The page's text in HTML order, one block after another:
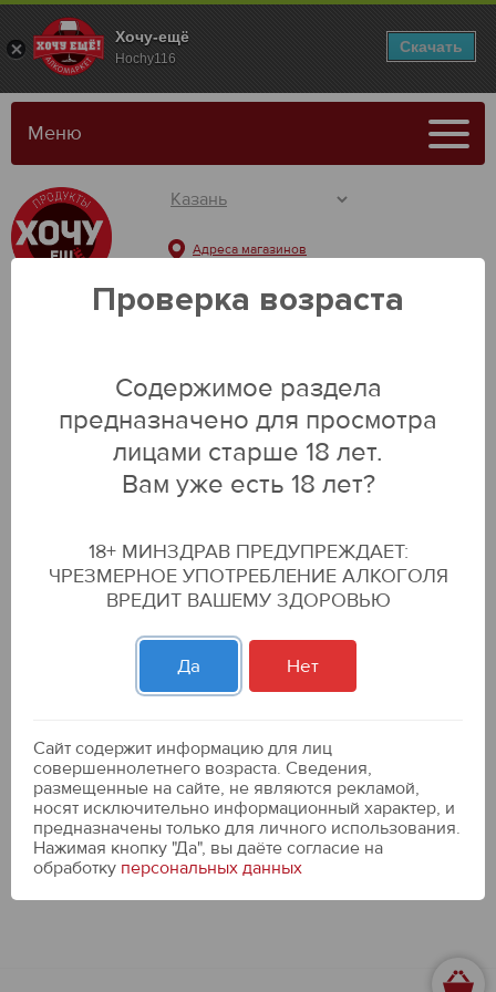
Хочу-ещё
Hochy116
Скачать
Меню
Адреса магазинов
Каталог
Бакалея Соусы
Фильтры
Хрен "Махеевъ" Столовый 140гр.
ХОЧУ ЗНАТЬ, КОГДА БУДЕТ
Проверка возраста
Содержимое раздела
предназначено для просмотра
лицами старше 18 лет.
Вам уже есть 18 лет?
18+ МИНЗДРАВ ПРЕДУПРЕЖДАЕТ:
ЧРЕЗМЕРНОЕ УПОТРЕБЛЕНИЕ АЛКОГОЛЯ
ВРЕДИТ ВАШЕМУ ЗДОРОВЬЮ
Да Нет
Сайт содержит информацию для лиц
совершеннолетнего возраста. Сведения,
размещенные на сайте, не являются рекламой,
носят исключительно информационный характер, и
предназначены только для личного использования.
Нажимая кнопку "Да", вы даёте cогласие на
обработку персональных данных